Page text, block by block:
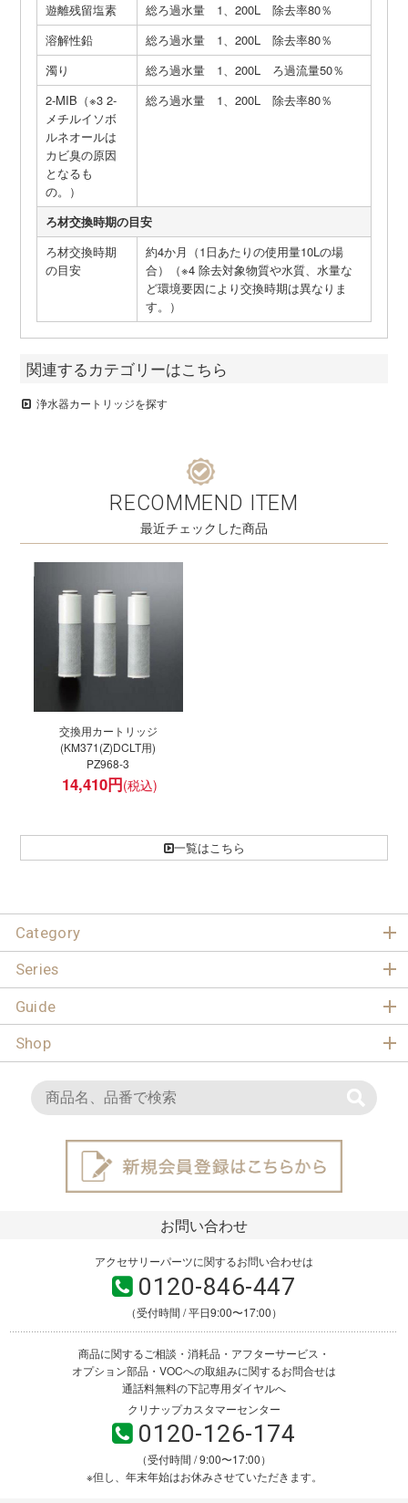
遊離残留塩素
総ろ過水量 1、200L 除去率80％
溶解性鉛
総ろ過水量 1、200L 除去率80％
濁り
総ろ過水量 1、200L ろ過流量50％
2-MIB（※3 2-
メチルイソボ
ルネオールは
カビ臭の原因
となるも
の。）
総ろ過水量 1、200L 除去率80％
ろ材交換時期の目安
ろ材交換時期
の目安
約4か月（1日あたりの使用量10Lの場
合）（※4 除去対象物質や水質、水量な
ど環境要因により交換時期は異なりま
す。）
関連するカテゴリーはこちら
浄水器カートリッジを探す
RECOMMEND ITEM
最近チェックした商品
交換用カートリッジ
(KM371(Z)DCLT用)
PZ968-3
14,410円
一覧はこちら
Category
Series
Guide
Shop
お問い合わせ
アクセサリーパーツに関するお問い合わせは
0120-846-447
（受付時間 / 平日9:00〜17:00）
商品に関するご相談・消耗品・アフターサービス・
オプション部品・VOCへの取組みに関するお問合せは
通話料無料の下記専用ダイヤルへ
クリナップカスタマーセンター
0120-126-174
（受付時間 / 9:00〜17:00）
※但し、年末年始はお休みさせていただきます。